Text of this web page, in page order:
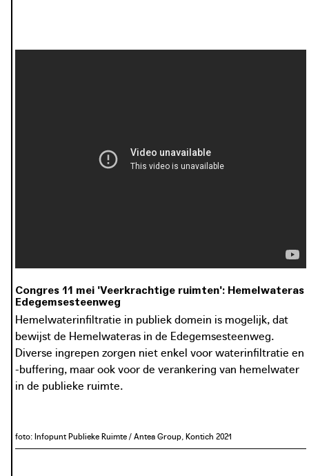
Congres 11 mei 'Veerkrachtige ruimten': Hemelwateras
Edegemsesteenweg
Hemelwaterinfiltratie in publiek domein is mogelijk, dat
bewijst de Hemelwateras in de Edegemsesteenweg.
Diverse ingrepen zorgen niet enkel voor waterinfiltratie en
-buffering, maar ook voor de verankering van hemelwater
in de publieke ruimte.
foto: Infopunt Publieke Ruimte / Antea Group, Kontich 2021